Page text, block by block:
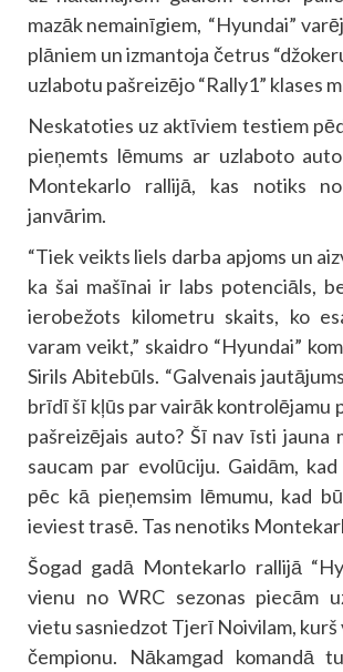
mazāk nemainīgiem, “Hyundai”
plāniem un izmantoja četrus
uzlabotu pašreizējo “Rally1” klases
Neskatoties uz aktīviem testiem
pieņemts lēmums ar uzlaboto
Montekarlo rallijā, kas notiks
janvārim.
“Tiek veikts liels darba apjoms un
ka šai mašīnai ir labs potenciāls,
ierobežots kilometru skaits, ko
varam veikt,” skaidro “Hyundai”
Sirils Abitebūls. “Galvenais
brīdī šī kļūs par vairāk kontrolējamu
pašreizējais auto? Šī nav īsti jauna
saucam par evolūciju. Gaidām,
pēc kā pieņemsim lēmumu, kad
ieviest trasē. Tas nenotiks
Šogad gadā Montekarlo rallijā
vienu no WRC sezonas piecām
vietu sasniedzot Tjerī Noivilam, kurš
čempionu. Nākamgad komandā